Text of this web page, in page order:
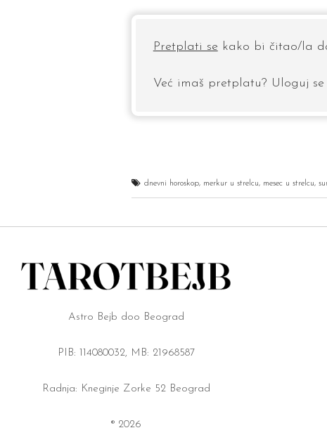
Pretplati se kako bi čitao/la
Već imaš pretplatu? Uloguj se
dnevni horoskop, merkur u strelcu, mesec u strelcu,
Astro Bejb doo Beograd
PIB: 114080032, MB: 21968587
Radnja: Kneginje Zorke 52 Beograd
® 2026